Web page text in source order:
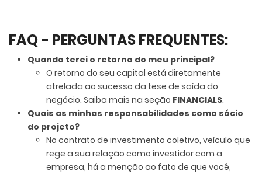
FAQ - PERGUNTAS FREQUENTES:
Quando terei o retorno do meu principal?
O retorno do seu capital está diretamente
atrelada ao sucesso da tese de saída do
negócio. Saiba mais na seção FINANCIALS.
Quais as minhas responsabilidades como sócio
do projeto?
No contrato de investimento coletivo, veículo que
rege a sua relação como investidor com a
empresa, há a menção ao fato de que você,